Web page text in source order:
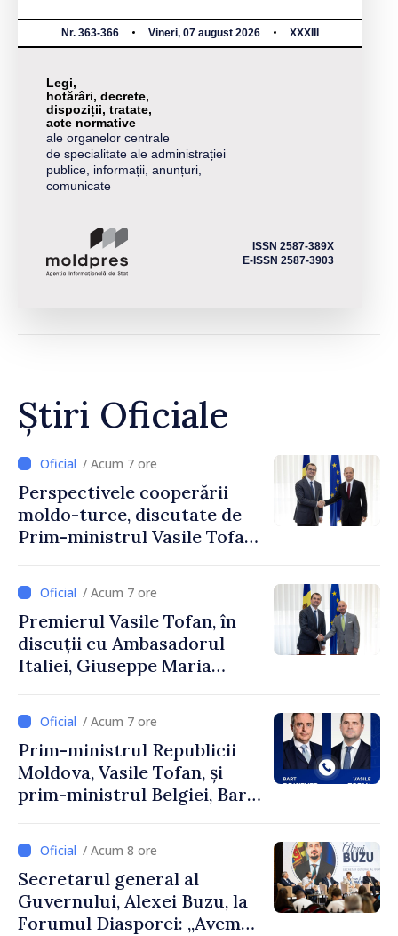
Nr. 363-366 Vineri, 07 august 2026 XXXIII
Legi,
hotărâri, decrete,
dispoziții, tratate,
acte normative
ale organelor centrale
de specialitate ale administrației
publice, informații, anunțuri,
comunicate
ISSN 2587-389X
E-ISSN 2587-3903
Știri Oficiale
/ Acum 7 ore
Perspectivele cooperării
moldo-turce, discutate de
Prim-ministrul Vasile Tofan
Uygar Mustafa Sertel
/ Acum 7 ore
Premierul Vasile Tofan, în
discuții cu Ambasadorul
Italiei, Giuseppe Maria
/ Acum 7 ore
Prim-ministrul Republicii
Moldova, Vasile Tofan, și
prim-ministrul Belgiei, Bart
despre parcursul european
al Republicii Moldova.
/ Acum 8 ore
Secretarul general al
Guvernului, Alexei Buzu, la
Forumul Diasporei: „Avem